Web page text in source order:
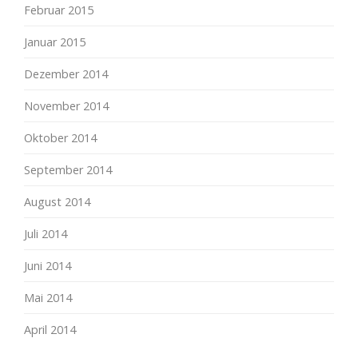
Februar 2015
Januar 2015
Dezember 2014
November 2014
Oktober 2014
September 2014
August 2014
Juli 2014
Juni 2014
Mai 2014
April 2014